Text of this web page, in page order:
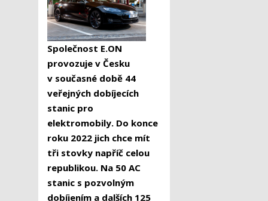
Společnost E.ON
provozuje v Česku
v současné době 44
veřejných dobíjecích
stanic pro
elektromobily. Do konce
roku 2022 jich chce mít
tři stovky napříč celou
republikou. Na 50 AC
stanic s pozvolným
dobíjením a dalších 125